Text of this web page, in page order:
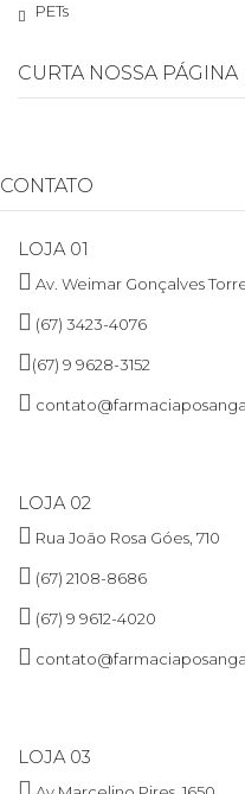
PETs
CURTA NOSSA PÁGINA
CONTATO
LOJA 01
Av. Weimar Gonçalves
(67) 3423-4076
(67) 9 9628-3152
LOJA 02
Rua João Rosa Góes, 710
(67) 2108-8686
(67) 9 9612-4020
LOJA 03